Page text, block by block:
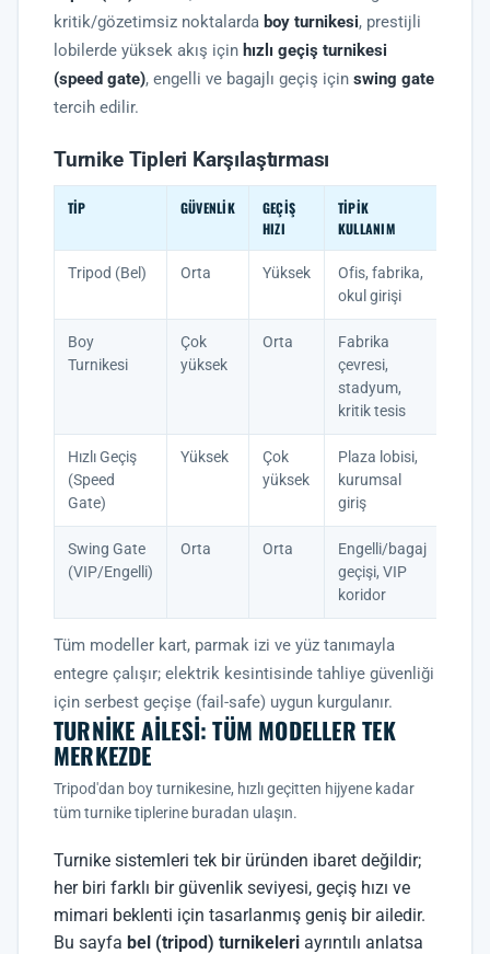
kritik/gözetimsiz noktalarda boy turnikesi, prestijli
lobilerde yüksek akış için hızlı geçiş turnikesi
(speed gate), engelli ve bagajlı geçiş için swing gate
tercih edilir.
Turnike Tipleri Karşılaştırması
TIP GÜVENLIK
GEÇIŞ
HIZI
TIPIK
KULLANIM
Tripod (Bel) Orta Yüksek
Ofis, fabrika,
okul girişi
Boy
Turnikesi
Çok
yüksek
Orta
Fabrika
çevresi,
stadyum,
kritik tesis
Hızlı Geçiş
(Speed
Gate)
Yüksek
Çok
yüksek
Plaza lobisi,
kurumsal
giriş
Swing Gate
(VIP/Engelli)
Orta Orta
Engelli/bagaj
geçişi, VIP
koridor
Tüm modeller kart, parmak izi ve yüz tanımayla
entegre çalışır; elektrik kesintisinde tahliye güvenliği
için serbest geçişe (fail-safe) uygun kurgulanır.
TURNIKE AILESI: TÜM MODELLER TEK
MERKEZDE
Tripod'dan boy turnikesine, hızlı geçitten hijyene kadar
tüm turnike tiplerine buradan ulaşın.
Turnike sistemleri tek bir üründen ibaret değildir;
her biri farklı bir güvenlik seviyesi, geçiş hızı ve
mimari beklenti için tasarlanmış geniş bir ailedir.
Bu sayfa bel (tripod) turnikeleri ayrıntılı anlatsa